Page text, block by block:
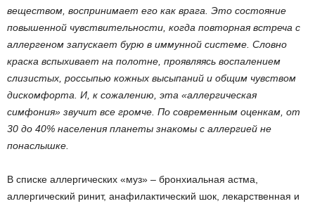
веществом, воспринимает его как врага. Это состояние
повышенной чувствительности, когда повторная встреча с
аллергеном запускает бурю в иммунной системе. Словно
краска вспыхивает на полотне, проявляясь воспалением
слизистых, россыпью кожных высыпаний и общим чувством
дискомфорта. И, к сожалению, эта «аллергическая
симфония» звучит все громче. По современным оценкам, от
30 до 40% населения планеты знакомы с аллергией не
понаслышке.
В списке аллергических «муз» – бронхиальная астма,
аллергический ринит, анафилактический шок, лекарственная и